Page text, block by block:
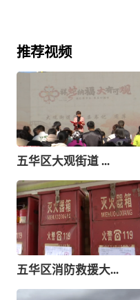
推荐视频
五华区大观街道 ...
五华区消防救援大...